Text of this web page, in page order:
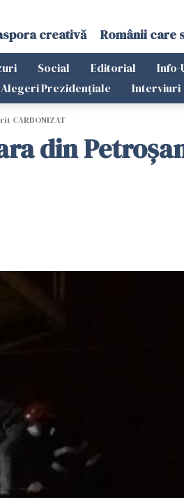
creativă Românii care
Social Editorial Info-
Alegeri Prezidențiale Interviuri
CARBONIZAT
din